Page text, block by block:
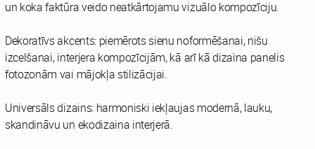
un koka faktūra veido neatkārtojamu vizuālo kompozīciju.
Dekoratīvs akcents: piemērots sienu noformēšanai, nišu
izcelšanai, interjera kompozīcijām, kā arī kā dizaina panelis
fotozonām vai mājokļa stilizācijai.
Universāls dizains: harmoniski iekļaujas modernā, lauku,
skandināvu un ekodizaina interjerā.